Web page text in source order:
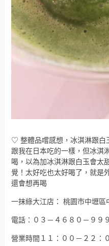
♡ 整體品嚐感想，冰淇淋跟白
跟我在日本吃的一樣，但冰淇
喝，以為加冰淇淋跟白玉會太
覺！太好吃也太好喝了，就是
還會想再喝
一抹綠大江店： 桃園市中壢區
電話：０３－４６８０－９９
營業時間１１：００－２２：